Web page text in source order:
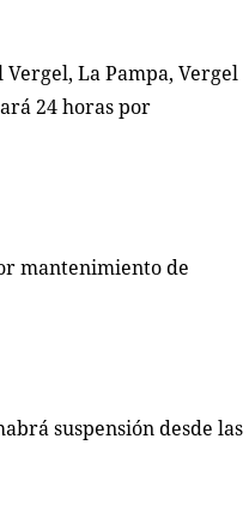
La Pampa, Vergel
24 horas por
mantenimiento de
suspensión desde las